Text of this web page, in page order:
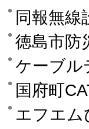
同報無線
徳島市防
ケーブル
国府町
エフエム